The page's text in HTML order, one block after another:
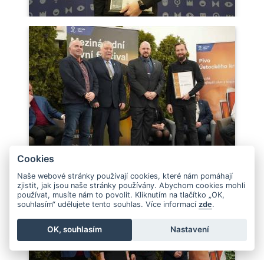
Cookies
Naše webové stránky používají cookies, které nám pomáhají
zjistit, jak jsou naše stránky používány. Abychom cookies mohli
používat, musíte nám to povolit. Kliknutím na tlačítko „OK,
souhlasím“ udělujete tento souhlas. Více informací zde.
OK, souhlasím Nastavení